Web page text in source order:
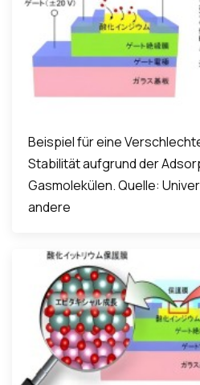
Beispiel für eine
Stabilität aufgrund der
Gasmolekülen. Quelle:
andere